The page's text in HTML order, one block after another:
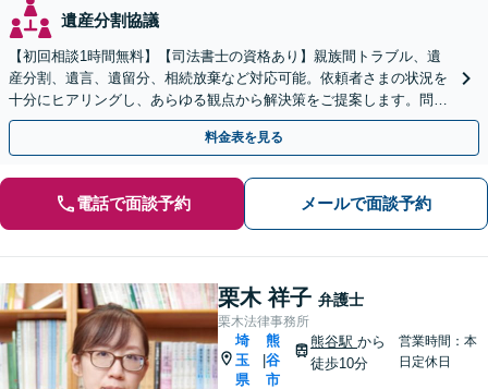
遺産分割協議
【初回相談1時間無料】【司法書士の資格あり】親族間トラブル、遺
産分割、遺言、遺留分、相続放棄など対応可能。依頼者さまの状況を
十分にヒアリングし、あらゆる観点から解決策をご提案します。問題
が複雑化する前にご相談ください。【熊谷駅徒歩10分】
料金表を見る
電話で面談予約 メールで面談予約
栗木 祥子 弁護士
栗木法律事務所
埼
玉
県
熊
谷
市
熊谷駅 から
徒歩10分
営業時間：本
日定休日